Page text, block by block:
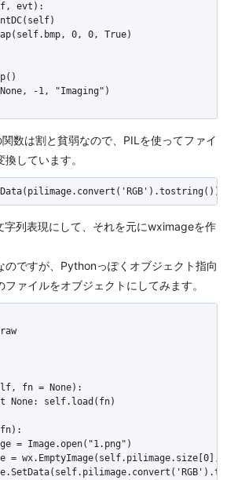
evt):
0, 0, True)
-1, "Imaging")
数は割と貧弱なので、PILを使ってファイ
しています。
列表現にして、それを元にwximageを作
のですが、Pythonっぽくオブジェクト指向
ァイルをオブジェクトにしてみます。
fn = None):
None: self.load(fn)
= Image.open("1.png")
= wx.EmptyImage(self.pilimage.size[0],